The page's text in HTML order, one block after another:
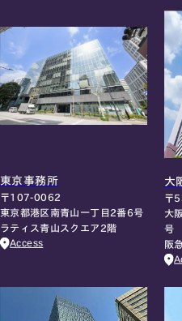
東京事務所
〒107-0062
東京都港区南青山一丁目2番6号
ラティス青山スクエア2階
Access
大
〒
大
号
阪